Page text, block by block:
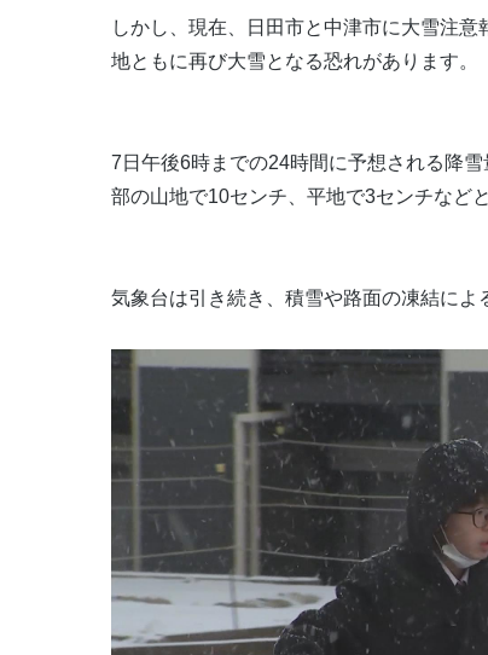
しかし、現在、日田市と中津市に大雪注
地ともに再び大雪となる恐れがあります。
7日午後6時までの24時間に予想される降
部の山地で10センチ、平地で3センチなど
気象台は引き続き、積雪や路面の凍結によ